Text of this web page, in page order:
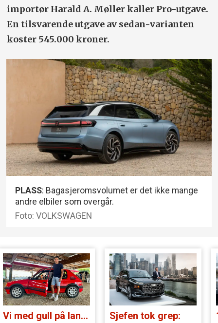
importør Harald A. Møller kaller Pro-utgave.
En tilsvarende utgave av sedan-varianten
koster 545.000 kroner.
PLASS: Bagasjeromsvolumet er det ikke mange
andre elbiler som overgår.
Foto: VOLKSWAGEN
Vi med gull på landsbygda: Sjefen tok grep: